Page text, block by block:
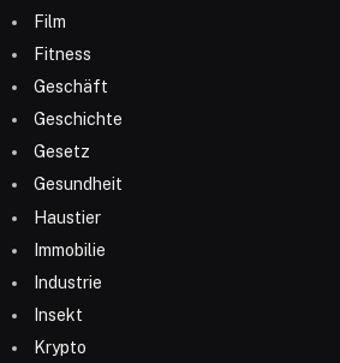
Film
Fitness
Geschäft
Geschichte
Gesetz
Gesundheit
Haustier
Immobilie
Industrie
Insekt
Krypto